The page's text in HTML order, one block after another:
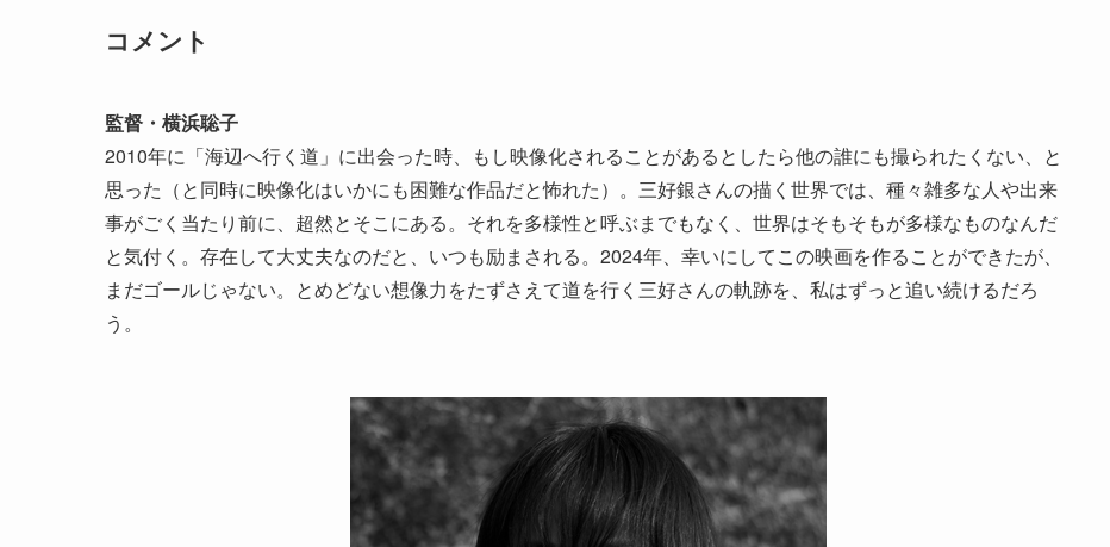
コメント
監督・横浜聡子
2010年に「海辺へ行く道」に出会った時、もし映像化されることがあるとしたら他の誰にも撮られたくない、と
思った（と同時に映像化はいかにも困難な作品だと怖れた）。三好銀さんの描く世界では、種々雑多な人や出来
事がごく当たり前に、超然とそこにある。それを多様性と呼ぶまでもなく、世界はそもそもが多様なものなんだ
と気付く。存在して大丈夫なのだと、いつも励まされる。2024年、幸いにしてこの映画を作ることができたが、
まだゴールじゃない。とめどない想像力をたずさえて道を行く三好さんの軌跡を、私はずっと追い続けるだろ
う。